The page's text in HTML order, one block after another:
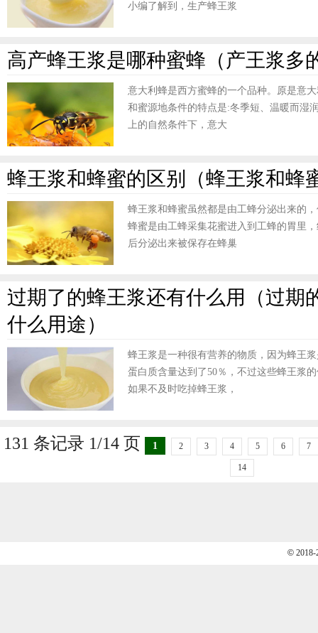
小编了解到，生产蜂王浆
高产蜂王浆是哪种蜜蜂（产王浆多
意大利蜂是西方蜜蜂的一个品种。原是意
和蜜源地条件的特点是:冬季短、温暖而湿
上的自然条件下，意大
蜂王浆和蜂蜜的区别（蜂王浆和蜂
蜂王浆和蜂蜜虽然都是由工蜂分泌出来的
蜂蜜是由工蜂采集花蜜进入到工蜂的胃里
后分泌出来被保存在蜂巢
过期了的蜂王浆还有什么用（过期
什么用途）
蜂王浆是一种很有营养的物质，因为蜂王
蛋白质含量达到了50％，不过这些蜂王浆
如果不及时吃掉蜂王浆，
131 条记录 1/14 页 1 2 3 4 5 6 7
14
©